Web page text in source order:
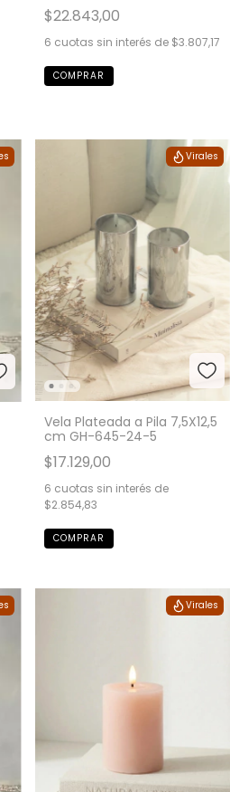
$22.843,00
6 cuotas sin interés de $3.807,17
Virales
Vela Plateada a Pila 7,5X12,5
cm GH-645-24-5
$17.129,00
6 cuotas sin interés de
$2.854,83
Virales